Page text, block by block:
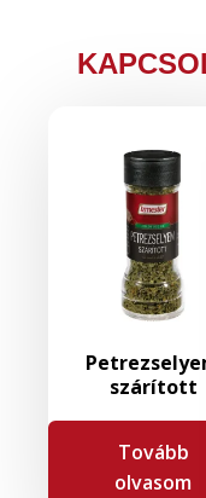
szárított
Tovább
olvasom